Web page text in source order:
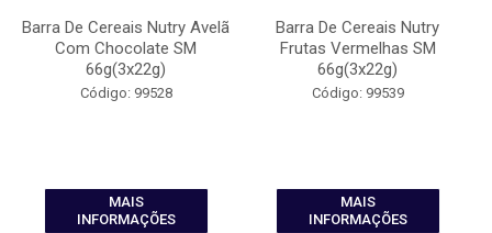
Barra De Cereais Nutry Avelã
Com Chocolate SM
66g(3x22g)
Código: 99528
MAIS
INFORMAÇÕES
Barra De Cereais Nutry
Frutas Vermelhas SM
66g(3x22g)
Código: 99539
MAIS
INFORMAÇÕES